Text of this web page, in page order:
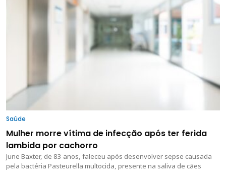
Saúde
Mulher morre vítima de infecção após ter ferida
lambida por cachorro
June Baxter, de 83 anos, faleceu após desenvolver sepse causada
pela bactéria Pasteurella multocida, presente na saliva de cães